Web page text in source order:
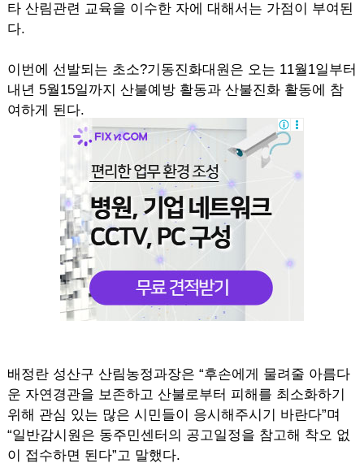
타 산림관련 교육을 이수한 자에 대해서는 가점이 부여된
다.
이번에 선발되는 초소?기동진화대원은 오는 11월1일부터
내년 5월15일까지 산불예방 활동과 산불진화 활동에 참
여하게 된다.
배정란 성산구 산림농정과장은 “후손에게 물려줄 아름다
운 자연경관을 보존하고 산불로부터 피해를 최소화하기
위해 관심 있는 많은 시민들이 응시해주시기 바란다”며
“일반감시원은 동주민센터의 공고일정을 참고해 착오 없
이 접수하면 된다”고 말했다.